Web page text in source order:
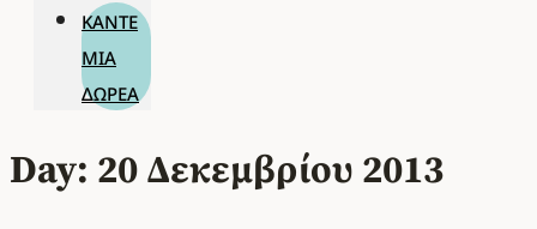
ΚΆΝΤΕ
ΜΊΑ
ΔΩΡΕΆ
Day: 20 Δεκεμβρίου 2013